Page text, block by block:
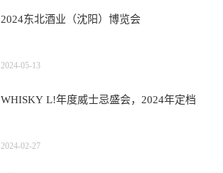
2024东北酒业（沈阳）博览会
2024-05-13
WHISKY L!年度威士忌盛会，2024年定档
2024-02-27